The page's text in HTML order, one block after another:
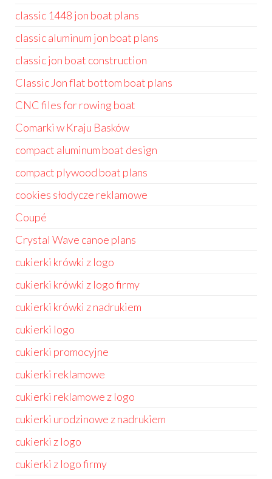
classic 1448 jon boat plans
classic aluminum jon boat plans
classic jon boat construction
Classic Jon flat bottom boat plans
CNC files for rowing boat
Comarki w Kraju Basków
compact aluminum boat design
compact plywood boat plans
cookies słodycze reklamowe
Coupé
Crystal Wave canoe plans
cukierki krówki z logo
cukierki krówki z logo firmy
cukierki krówki z nadrukiem
cukierki logo
cukierki promocyjne
cukierki reklamowe
cukierki reklamowe z logo
cukierki urodzinowe z nadrukiem
cukierki z logo
cukierki z logo firmy